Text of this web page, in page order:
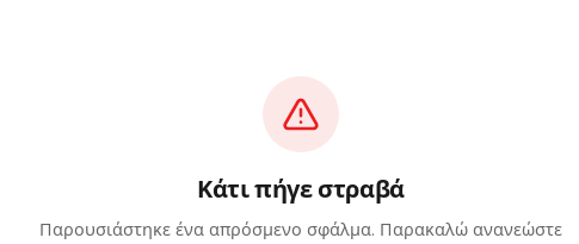
Κάτι πήγε στραβά
Παρουσιάστηκε ένα απρόσμενο σφάλμα. Παρακαλώ ανανεώστε